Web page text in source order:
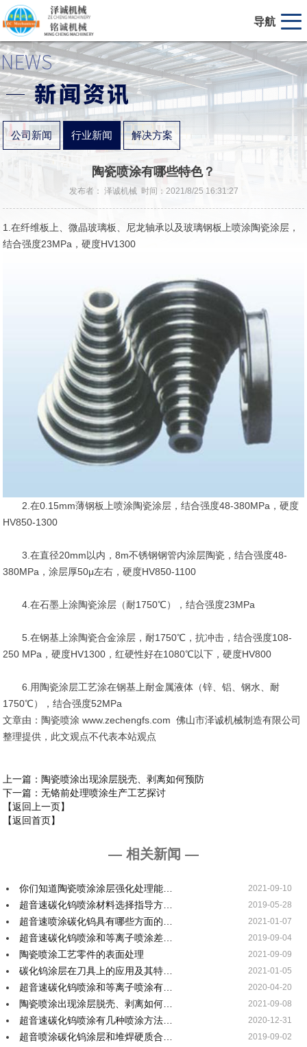
导航
公司新闻 行业新闻 解决方案
陶瓷喷涂有哪些特色？
发布者： 泽诚机械 时间：2021/8/25 16:31:27
1.在纤维板上、微晶玻璃板、尼龙轴承以及玻璃钢板上喷涂陶瓷涂层，
结合强度23MPa，硬度HV1300
2.在0.15mm薄钢板上喷涂陶瓷涂层，结合强度48-380MPa，硬度
HV850-1300
3.在直径20mm以内，8m不锈钢钢管内涂层陶瓷，结合强度48-
380MPa，涂层厚50μ左右，硬度HV850-1100
4.在石墨上涂陶瓷涂层（耐1750℃），结合强度23MPa
5.在钢基上涂陶瓷合金涂层，耐1750℃，抗冲击，结合强度108-
250 MPa，硬度HV1300，红硬性好在1080℃以下，硬度HV800
6.用陶瓷涂层工艺涂在钢基上耐金属液体（锌、铝、钢水、耐
1750℃），结合强度52MPa
文章由：陶瓷喷涂 www.zechengfs.com 佛山市泽诚机械制造有限公司
整理提供，此文观点不代表本站观点
上一篇 ：陶瓷喷涂出现涂层脱壳、剥离如何预防
下一篇 ：无铬前处理喷涂生产工艺探讨
【返回上一页】
【返回首页】
— 相关新闻 —
你们知道陶瓷喷涂涂层强化处理能… 2021-09-10
超音速碳化钨喷涂材料选择指导方… 2019-05-28
超音速喷涂碳化钨具有哪些方面的… 2021-01-07
超音速碳化钨喷涂和等离子喷涂差… 2019-09-04
陶瓷喷涂工艺零件的表面处理 2021-09-09
碳化钨涂层在刀具上的应用及其特… 2021-01-05
超音速碳化钨喷涂和等离子喷涂有… 2020-04-20
陶瓷喷涂出现涂层脱壳、剥离如何… 2021-09-08
超音速碳化钨喷涂有几种喷涂方法… 2020-12-31
超音喷涂碳化钨涂层和堆焊硬质合… 2019-09-02